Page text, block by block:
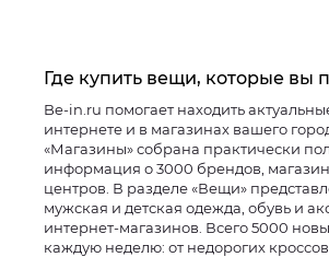
Где купить вещи, которые вы
Be-in.ru помогает находить
интернете и в магазинах вашего
«Магазины» собрана практически
информация о 3000 брендов,
центров. В разделе «Вещи»
мужская и детская одежда, обувь и
интернет-магазинов. Всего 5000
каждую неделю: от недорогих